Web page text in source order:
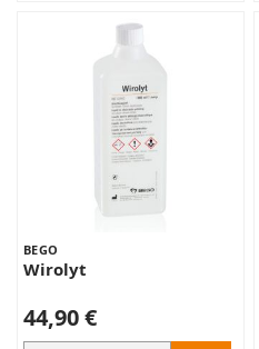
BEGO
Wirolyt
44,90 €